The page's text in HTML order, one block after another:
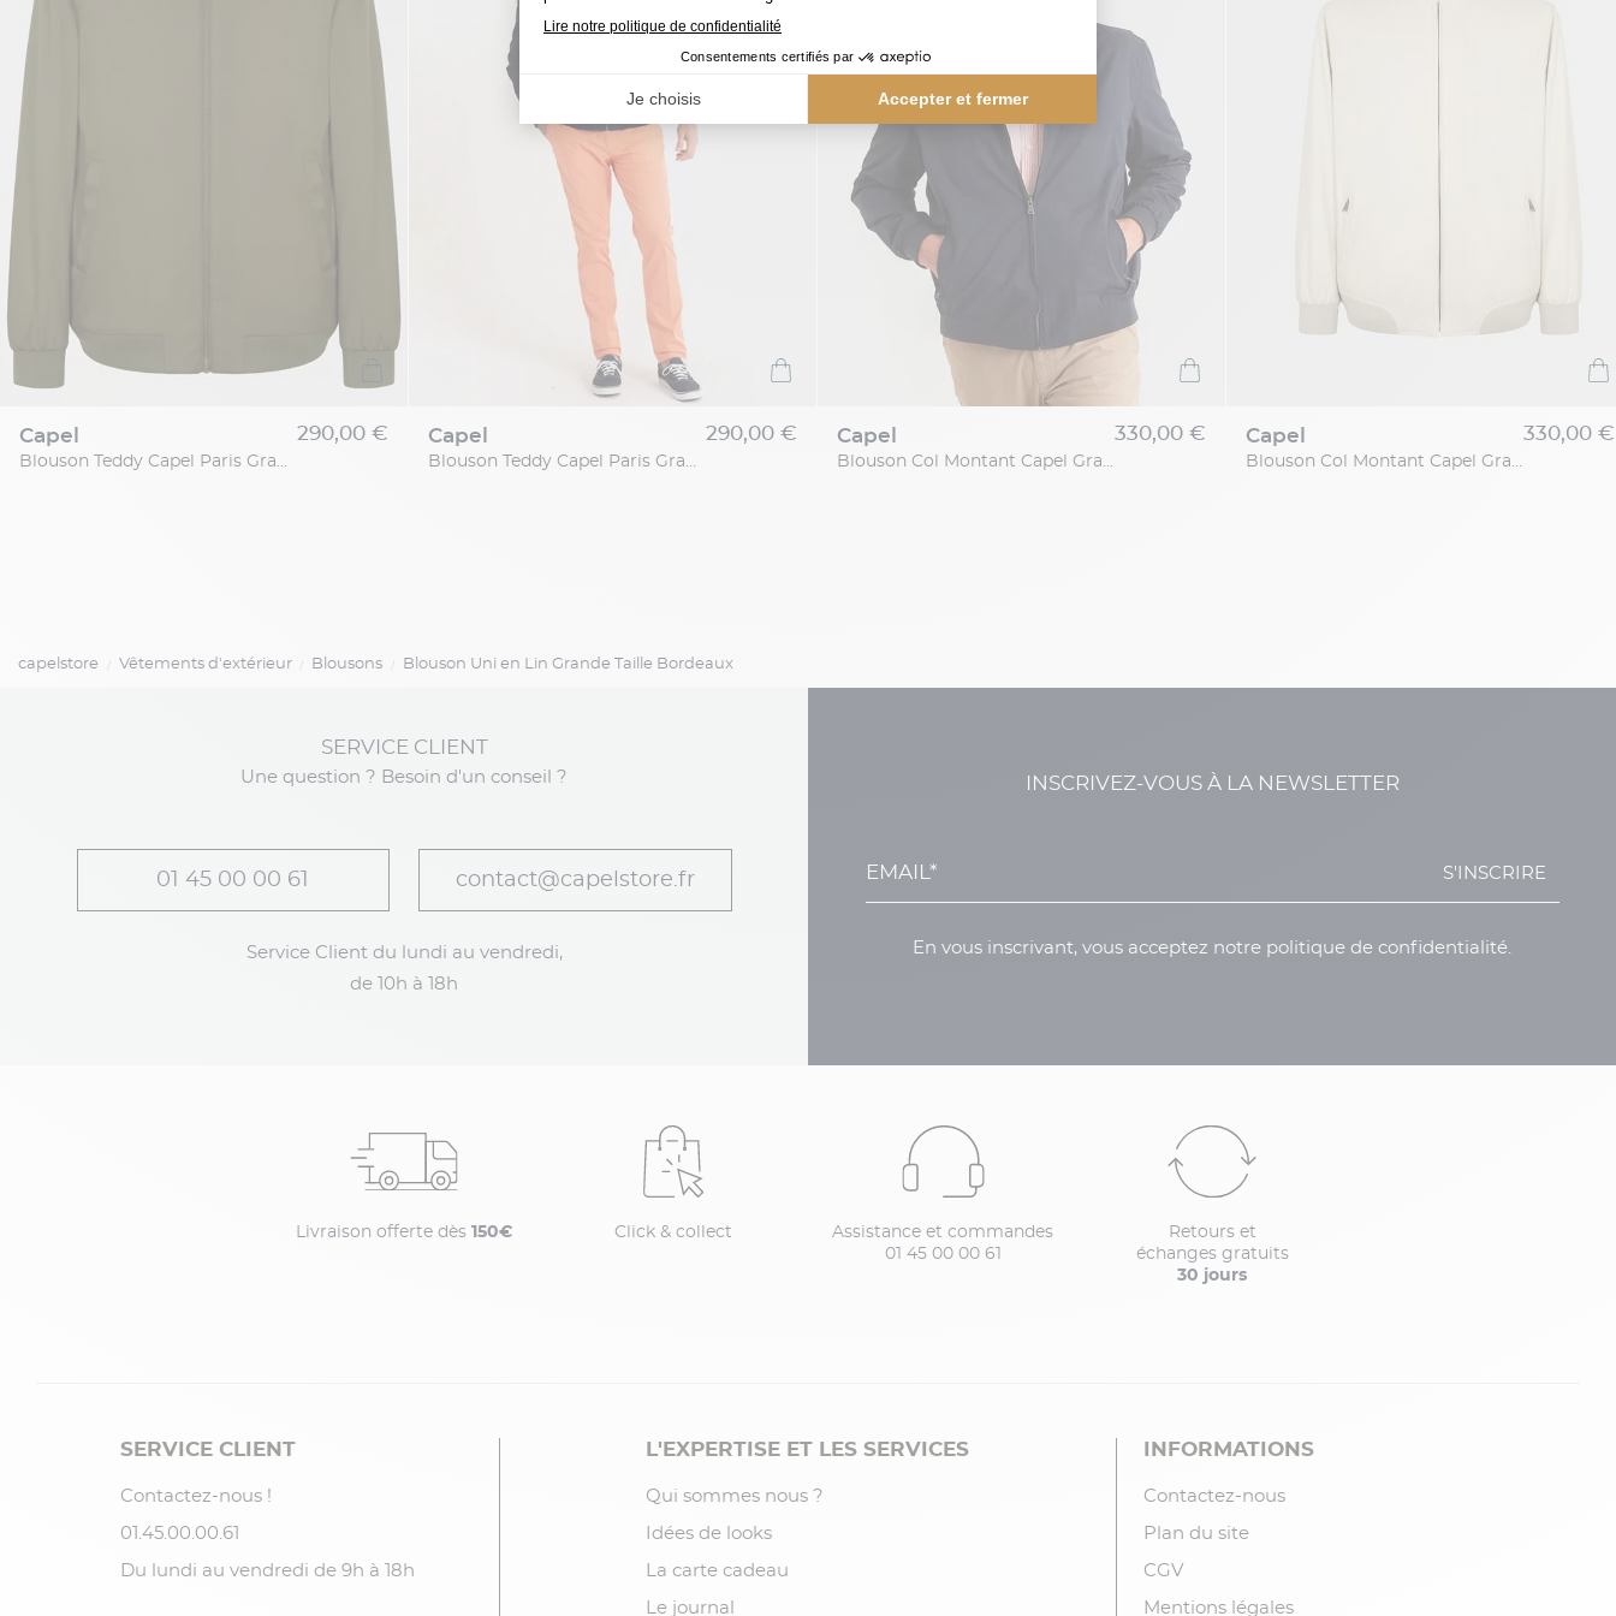
capel
Blouson Teddy Capel Paris Grande Taille
290,00 € capel
Blouson Teddy Capel Paris Grande Taille
290,00 € capel
Blouson Col Montant Capel Grande Taille
330,00 € capel
Blouson Col Montant Capel Grande Taille
330,00 €
capelstore Vêtements d'extérieur Blousons Blouson Uni en Lin Grande Taille Bordeaux
SERVICE CLIENT
Une question ? Besoin d'un conseil ?
01 45 00 00 61 contact@capelstore.fr
Service Client du lundi au vendredi,
de 10h à 18h
INSCRIVEZ-VOUS À LA NEWSLETTER
S'INSCRIRE
En vous inscrivant, vous acceptez notre politique de confidentialité.
Livraison offerte dès 150€ Click & collect
Assistance et commandes
01 45 00 00 61
Retours et
échanges gratuits
30 jours
SERVICE CLIENT
Contactez-nous !
01.45.00.00.61
Du lundi au vendredi de 9h à 18h
L'EXPERTISE ET LES SERVICES
Qui sommes nous ?
Idées de looks
La carte cadeau
Le journal
INFORMATIONS
Contactez-nous
Plan du site
CGV
Mentions légales